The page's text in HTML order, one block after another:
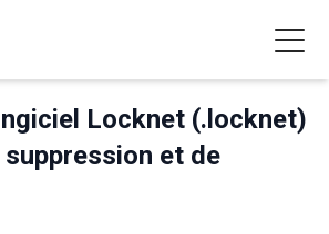
Locknet (.locknet)
et de